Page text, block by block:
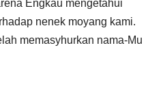
Engkau mengetahui
nenek moyang kami.
memasyhurkan nama-Mu